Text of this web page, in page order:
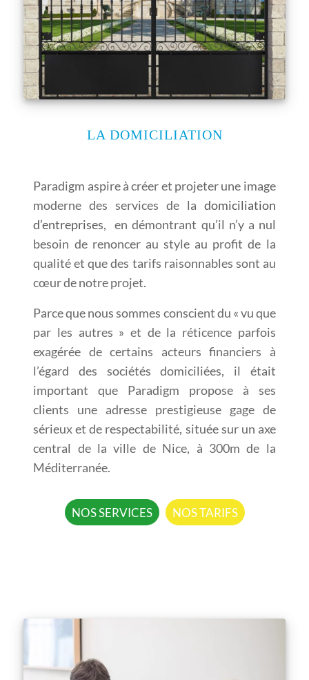
LA DOMICILIATION
Paradigm aspire à créer et projeter une image
moderne des services de la domiciliation
d’entreprises, en démontrant qu’il n’y a nul
besoin de renoncer au style au profit de la
qualité et que des tarifs raisonnables sont au
cœur de notre projet.
Parce que nous sommes conscient du « vu que
par les autres » et de la réticence parfois
exagérée de certains acteurs financiers à
l’égard des sociétés domiciliées, il était
important que Paradigm propose à ses
clients une adresse prestigieuse gage de
sérieux et de respectabilité, située sur un axe
central de la ville de Nice, à 300m de la
Méditerranée.
NOS SERVICES NOS TARIFS